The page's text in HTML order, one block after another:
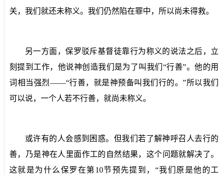
关，我们就还未称义。我们仍然陷在罪中，所以尚未得救。
另一方面，保罗驳斥基督徒靠行为称义的说法之后，立
刻提到工作，他说神创造我们是为了叫我们“行善”。他的用
词相当强烈——“行善，就是神预备叫我们行的。”所以我们
可以说，一个人若不行善，就尚未称义。
或许有的人会感到困惑。但我们若了解神呼召人去行的
善，乃是神在人里面作工的自然结果，这个问题就解决了。
这就是为什么保罗在第10节预先提到，“我们原是他的工